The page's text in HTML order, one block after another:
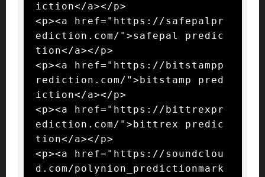
iction</a></p>
<p><a href="https://safepalpr
ediction.com/">safepal predic
tion</a></p>
<p><a href="https://bitstampp
rediction.com/">bitstamp pred
iction</a></p>
<p><a href="https://bittrexpr
ediction.com/">bittrex predic
tion</a></p>
<p><a href="https://soundclou
d.com/polynion_predictionmark